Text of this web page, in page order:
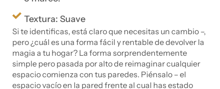
Textura: Suave
Si te identificas, está claro que necesitas un cambio –,
pero ¿cuál es una forma fácil y rentable de devolver la
magia a tu hogar? La forma sorprendentemente
simple pero pasada por alto de reimaginar cualquier
espacio comienza con tus paredes. Piénsalo – el
espacio vacío en la pared frente al cual has estado